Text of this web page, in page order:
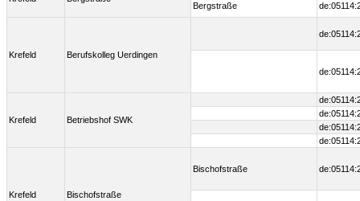
Bergstraße
Krefeld Berufskolleg Uerdingen
Krefeld Betriebshof SWK
Krefeld Bischofstraße
Bischofstraße